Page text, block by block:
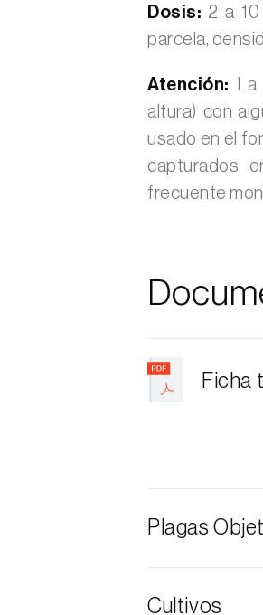
Dosis: 2 a
parcela,
Atención:
altura) con
usado en el
capturados
frecuente
Ficha
Plagas
Cultivos